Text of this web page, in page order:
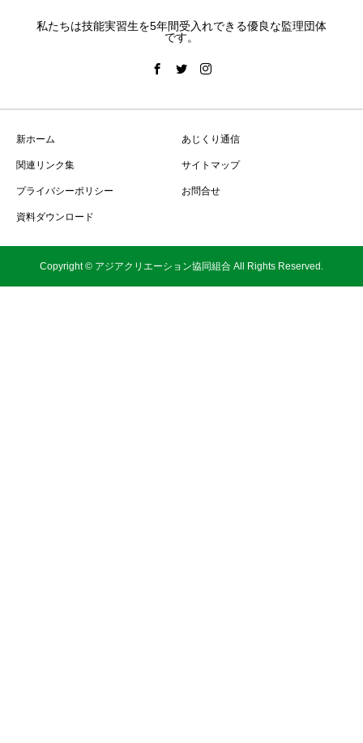
私たちは技能実習生を5年間受入れできる優良な監理団体
です。
新ホーム あじくり通信
関連リンク集 サイトマップ
プライバシーポリシー お問合せ
資料ダウンロード
Copyright © アジアクリエーション協同組合 All Rights Reserved.